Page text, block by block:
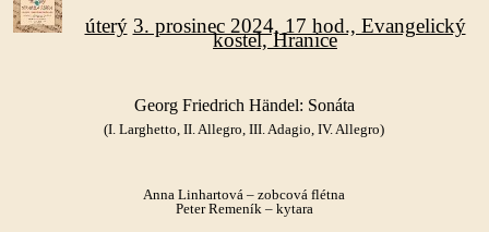
úterý 3. prosinec 2024, 17 hod., Evangelický
kostel, Hranice
Georg Friedrich Händel: Sonáta
(I. Larghetto, II. Allegro, III. Adagio, IV. Allegro)
Anna Linhartová – zobcová flétna
Peter Remeník – kytara